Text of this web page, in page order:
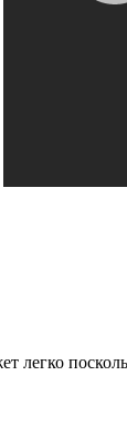
легко